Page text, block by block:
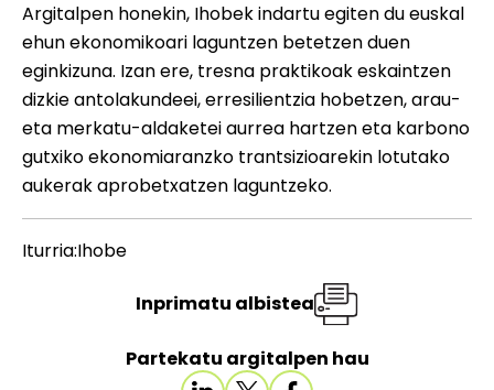
Argitalpen honekin, Ihobek indartu egiten du euskal
ehun ekonomikoari laguntzen betetzen duen
eginkizuna. Izan ere, tresna praktikoak eskaintzen
dizkie antolakundeei, erresilientzia hobetzen, arau-
eta merkatu-aldaketei aurrea hartzen eta karbono
gutxiko ekonomiaranzko trantsizioarekin lotutako
aukerak aprobetxatzen laguntzeko.
Iturria:Ihobe
Partekatu argitalpen hau
Inprimatu albistea